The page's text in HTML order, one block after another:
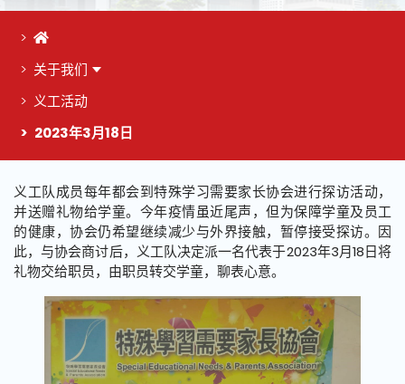
首页
关于我们
义工活动
2023年3月18日
这个页面的主要内容
义工队成员每年都会到特殊学习需要家长协会进行探访活动，
并送赠礼物给学童。今年疫情虽近尾声，但为保障学童及员工
的健康，协会仍希望继续减少与外界接触，暂停接受探访。因
此，与协会商讨后，义工队决定派一名代表于2023年3月18日将
礼物交给职员，由职员转交学童，聊表心意。